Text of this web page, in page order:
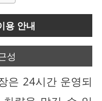
용 안내
성
은 24시간 운영되